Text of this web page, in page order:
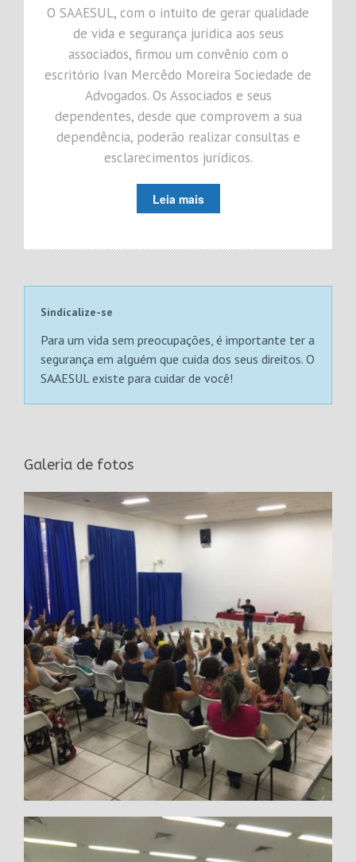
O SAAESUL, com o intuito de gerar qualidade
de vida e segurança jurídica aos seus
associados, firmou um convênio com o
escritório Ivan Mercêdo Moreira Sociedade de
Advogados. Os Associados e seus
dependentes, desde que comprovem a sua
dependência, poderão realizar consultas e
esclarecimentos jurídicos.
Leia mais
Sindicalize-se
Para um vida sem preocupações, é importante ter a
segurança em alguém que cuida dos seus direitos. O
SAAESUL existe para cuidar de você!
Galeria de fotos